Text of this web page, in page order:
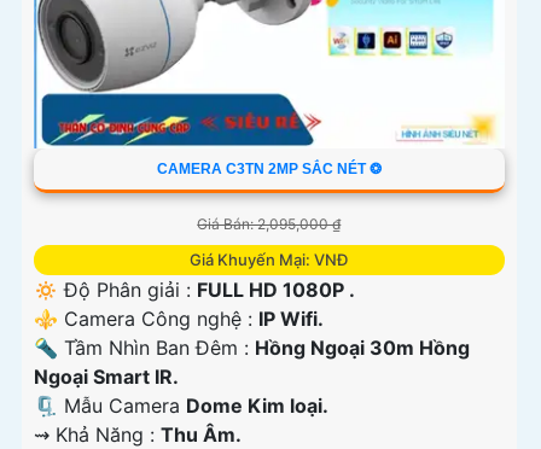
CAMERA C3TN 2MP SẮC NÉT ❂
Giá Bán: 2,095,000 ₫
Giá Khuyến Mại: VNĐ
🔅 Độ Phân giải : FULL HD 1080P .
⚜️ Camera Công nghệ : IP Wifi.
🔦 Tầm Nhìn Ban Đêm : Hồng Ngoại 30m Hồng
Ngoại Smart IR.
🗜️ Mẫu Camera Dome Kim loại.
️⇝ Khả Năng : Thu Âm.